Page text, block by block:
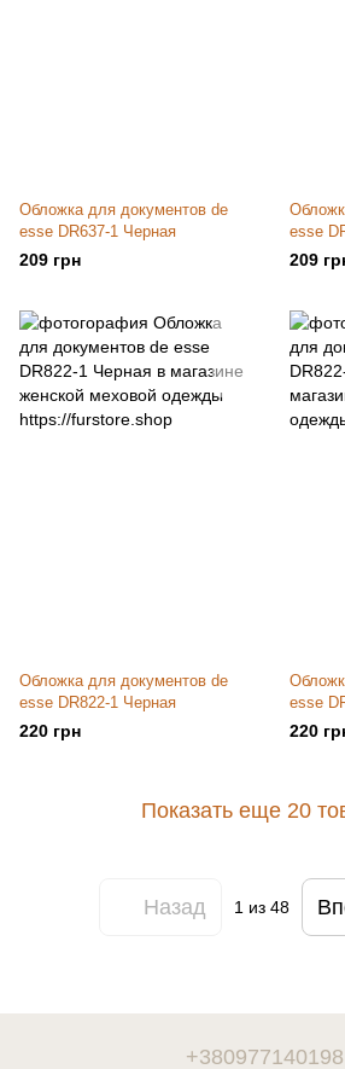
Обложка для документов de
esse DR637-1 Черная
209 грн
esse
209
Обложка для документов de
esse DR822-1 Черная
220 грн
esse
220
Показать еще 20
Назад 1 из 48
+380977140198